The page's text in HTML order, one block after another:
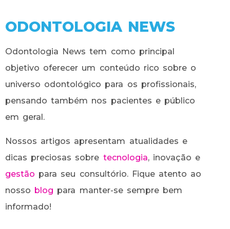
ODONTOLOGIA NEWS
Odontologia News tem como principal
objetivo oferecer um conteúdo rico sobre o
universo odontológico para os profissionais,
pensando também nos pacientes e público
em geral.
Nossos artigos apresentam atualidades e
dicas preciosas sobre tecnologia, inovação e
gestão para seu consultório. Fique atento ao
nosso blog para manter-se sempre bem
informado!